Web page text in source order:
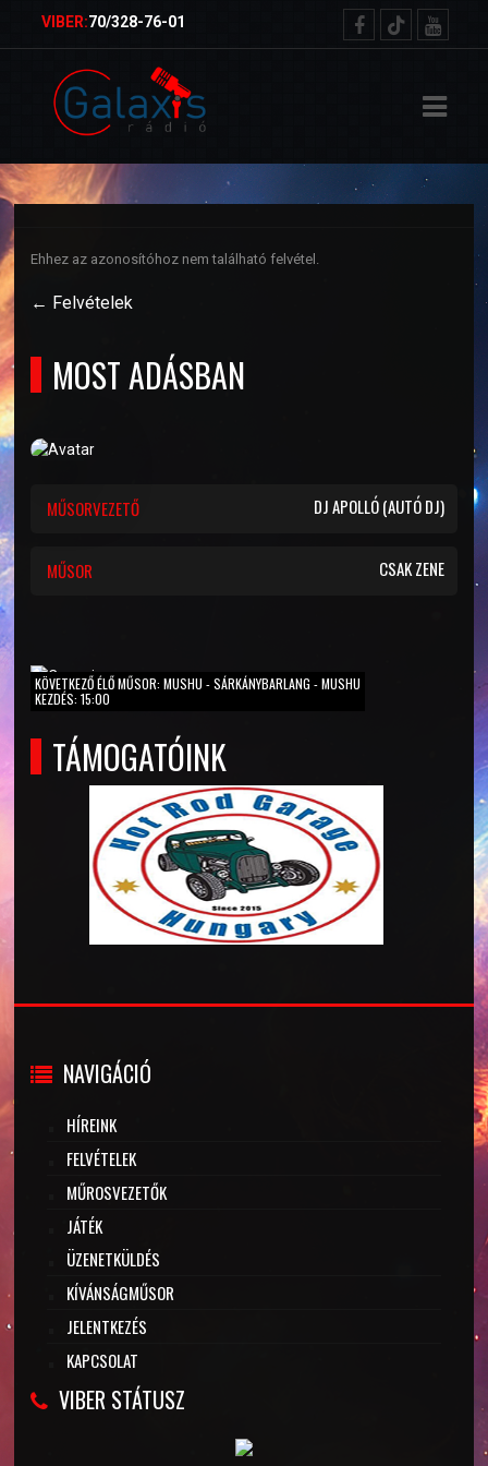
VIBER:70/328-76-01
Ehhez az azonosítóhoz nem található felvétel.
← Felvételek
MOST ADÁSBAN
MŰSORVEZETŐ DJ APOLLÓ (AUTÓ DJ)
MŰSOR CSAK ZENE
KÖVETKEZŐ ÉLŐ MŰSOR: MUSHU - SÁRKÁNYBARLANG - MUSHU
KEZDÉS: 15:00
TÁMOGATÓINK
NAVIGÁCIÓ
HÍREINK
FELVÉTELEK
MŰROSVEZETŐK
JÁTÉK
ÜZENETKÜLDÉS
KÍVÁNSÁGMŰSOR
JELENTKEZÉS
KAPCSOLAT
VIBER STÁTUSZ